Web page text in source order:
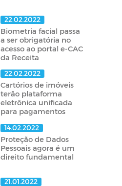
22.02.2022
Biometria facial passa
a ser obrigatória no
acesso ao portal e-CAC
da Receita
22.02.2022
Cartórios de imóveis
terão plataforma
eletrônica unificada
para pagamentos
14.02.2022
Proteção de Dados
Pessoais agora é um
direito fundamental
21.01.2022